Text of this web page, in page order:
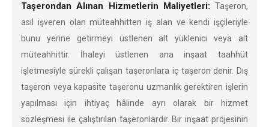
Taşerondan Alınan Hizmetlerin Maliyetleri: Taşeron,
asıl işveren olan müteahhitten iş alan ve kendi işçileriyle
bunu yerine getirmeyi üstlenen alt yüklenici veya alt
müteahhittir. İhaleyi üstlenen ana inşaat taahhüt
işletmesiyle sürekli çalışan taşeronlara iç taşeron denir. Dış
taşeron veya kapasite taşeronu uzmanlık gerektiren işlerin
yapılması için ihtiyaç hâlinde ayrı olarak bir hizmet
sözleşmesi ile çalıştırılan taşeronlardır. Bir inşaat projesinin